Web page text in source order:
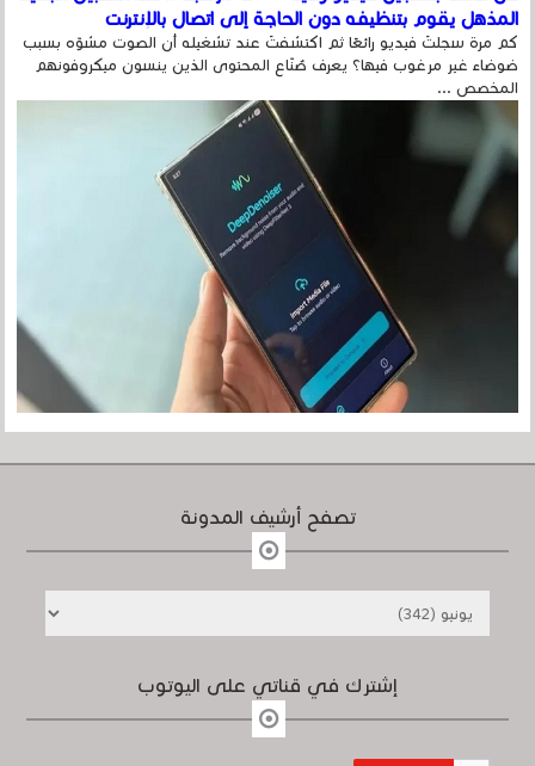
المذهل يقوم بتنظيفه دون الحاجة إلى اتصال بالإنترنت
كم مرة سجلتَ فيديو رائعًا ثم اكتشفتَ عند تشغيله أن الصوت مشوّه بسبب
ضوضاء غير مرغوب فيها؟ يعرف صُنّاع المحتوى الذين ينسون ميكروفونهم
المخصص ...
تصفح أرشيف المدونة
إشترك في قناتي على اليوتوب